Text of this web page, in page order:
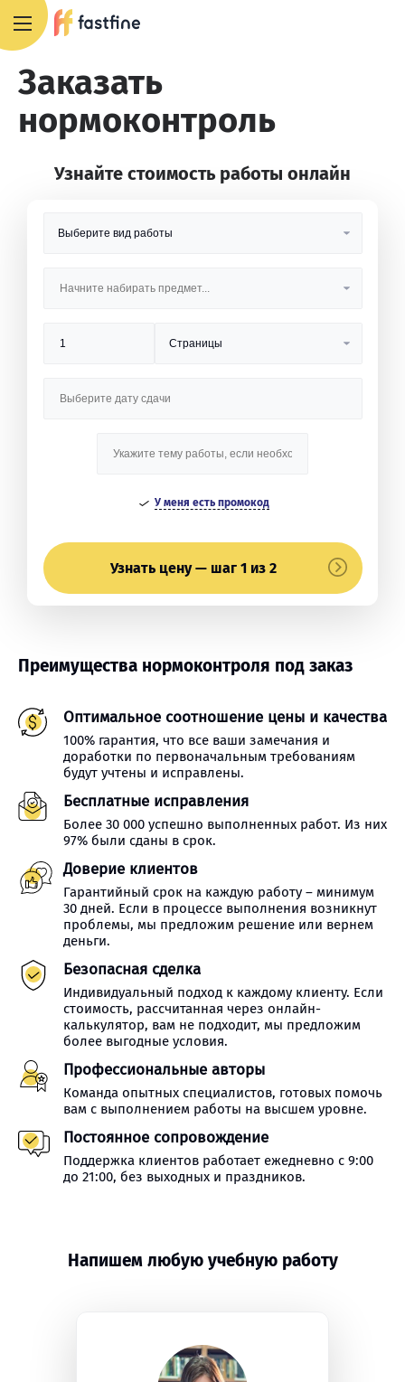
Заказать
нормоконтроль
Узнайте стоимость работы онлайн
У меня есть промокод
Узнать цену — шаг 1 из 2
Преимущества нормоконтроля под заказ
Оптимальное соотношение цены и качества
100% гарантия, что все ваши замечания и
доработки по первоначальным требованиям
будут учтены и исправлены.
Бесплатные исправления
Более 30 000 успешно выполненных работ. Из них
97% были сданы в срок.
Доверие клиентов
Гарантийный срок на каждую работу – минимум
30 дней. Если в процессе выполнения возникнут
проблемы, мы предложим решение или вернем
деньги.
Безопасная сделка
Индивидуальный подход к каждому клиенту. Если
стоимость, рассчитанная через онлайн-
калькулятор, вам не подходит, мы предложим
более выгодные условия.
Профессиональные авторы
Команда опытных специалистов, готовых помочь
вам с выполнением работы на высшем уровне.
Постоянное сопровождение
Поддержка клиентов работает ежедневно с 9:00
до 21:00, без выходных и праздников.
Напишем любую учебную работу